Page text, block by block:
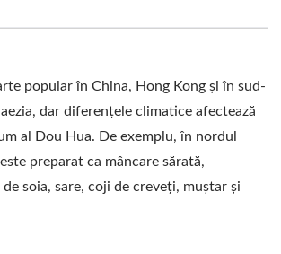
LINIE DE
DE FĂCUT
ECHIPAMENTE
TOFU /
AL MAȘINILOR
popular în China, Hong Kong și în sud-
dar diferențele climatice afectează
al Dou Hua. De exemplu, în nordul
preparat ca mâncare sărată,
soia, sare, coji de creveți, muștar și